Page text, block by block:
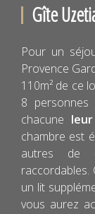
Gîte
Pour un
Provence
110m² de ce
8 personnes
chacune
chambre est
autres de
raccordables.
un lit
vous aurez